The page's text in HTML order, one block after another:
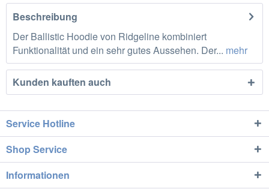
Beschreibung
Der Ballistic Hoodie von Ridgeline kombiniert
Funktionalität und ein sehr gutes Aussehen. Der... mehr
Kunden kauften auch
Service Hotline
Shop Service
Informationen